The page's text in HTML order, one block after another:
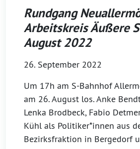
Rundgang
Arbeitskreis Äußere
August 2022
26. September 2022
Um 17h am S-Bahnhof
am 26. August los. Anke
Lenka Brodbeck, Fabio
Kühl als Politiker*innen aus
Bezirksfraktion in Bergedorf